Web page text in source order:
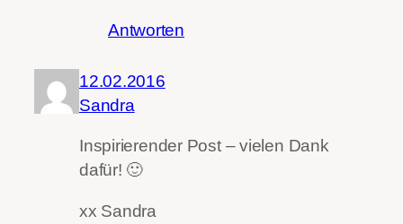
Antworten
12.02.2016
Sandra
Inspirierender Post – vielen Dank
dafür! 🙂
xx Sandra